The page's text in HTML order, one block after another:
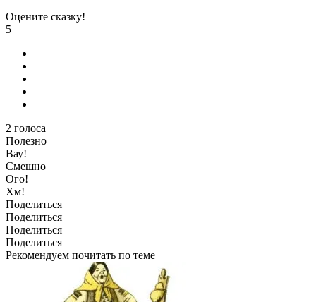
Оцените сказку!
5
2 голоса
Полезно
Вау!
Смешно
Ого!
Хм!
Поделиться
Поделиться
Поделиться
Поделиться
Рекомендуем почитать по теме